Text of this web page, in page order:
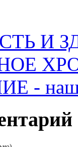
И
- наш